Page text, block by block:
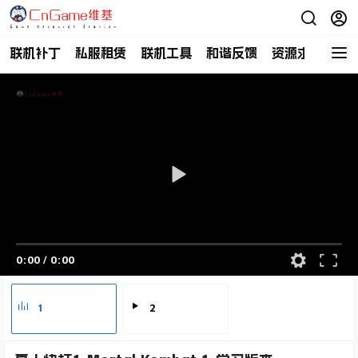
联机补丁 私服租赁 联机工具 和谐反馈 资源求助 商
0:00 / 0:00
1 2